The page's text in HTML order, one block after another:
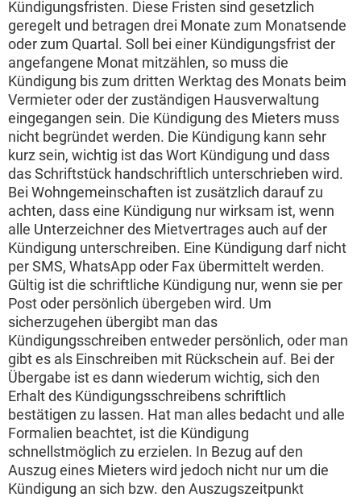
Kündigungsfristen. Diese Fristen sind gesetzlich
geregelt und betragen drei Monate zum Monatsende
oder zum Quartal. Soll bei einer Kündigungsfrist der
angefangene Monat mitzählen, so muss die
Kündigung bis zum dritten Werktag des Monats beim
Vermieter oder der zuständigen Hausverwaltung
eingegangen sein. Die Kündigung des Mieters muss
nicht begründet werden. Die Kündigung kann sehr
kurz sein, wichtig ist das Wort Kündigung und dass
das Schriftstück handschriftlich unterschrieben wird.
Bei Wohngemeinschaften ist zusätzlich darauf zu
achten, dass eine Kündigung nur wirksam ist, wenn
alle Unterzeichner des Mietvertrages auch auf der
Kündigung unterschreiben. Eine Kündigung darf nicht
per SMS, WhatsApp oder Fax übermittelt werden.
Gültig ist die schriftliche Kündigung nur, wenn sie per
Post oder persönlich übergeben wird. Um
sicherzugehen übergibt man das
Kündigungsschreiben entweder persönlich, oder man
gibt es als Einschreiben mit Rückschein auf. Bei der
Übergabe ist es dann wiederum wichtig, sich den
Erhalt des Kündigungsschreibens schriftlich
bestätigen zu lassen. Hat man alles bedacht und alle
Formalien beachtet, ist die Kündigung
schnellstmöglich zu erzielen. In Bezug auf den
Auszug eines Mieters wird jedoch nicht nur um die
Kündigung an sich bzw. den Auszugszeitpunkt